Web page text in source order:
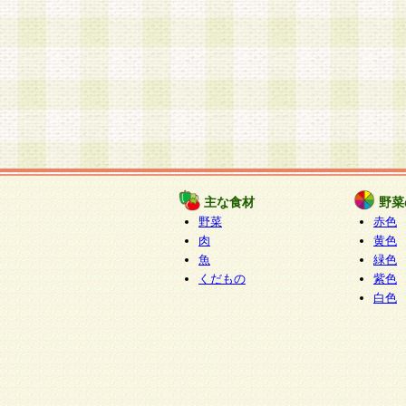
主な食材
野菜
肉
魚
くだもの
野
赤色
黄色
緑色
紫色
白色